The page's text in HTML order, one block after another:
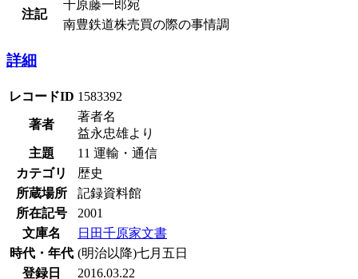
注記
千原藤一郎宛
南豊鉄道株売買の際の事情調
詳細
レコードID 1583392
著者
著者名
益永忠雄より
主題
11 運輸・通信
カテゴリ
歴史
所蔵場所
記録資料館
所在記号
2001
文庫名
日田千原家文書
時代・年代 (明治以降)七月五日
登録日
2016.03.22